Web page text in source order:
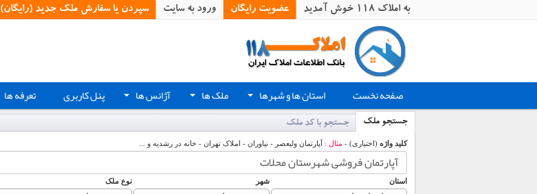
به املاک 118 خوش آمدید عضویت رایگان ورود به سایت سپردن یا سفارش ملک جدید (رایگان)‏
صفحه نخست + استان ها و شهرها + ملک ها + آژانس ها پنل کاربری تعرفه ها
جستجو ملک جستجو با کد ملک
کلید واژه (اختیاری) - مثال : آپارتمان ولیعصر - نیاوران - املاک تهران - خانه در رشدیه و ...
استان شهر نوع ملک